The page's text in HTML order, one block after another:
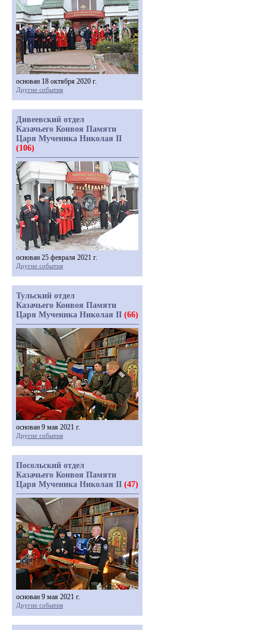
основан 18 октября 2020 г.
Другие события
Дивеевский отдел
Казачьего Конвоя Памяти
Царя Мученика Николая II
(106)
основан 25 февраля 2021 г.
Другие события
Тульский отдел
Казачьего Конвоя Памяти
Царя Мученика Николая II (66)
основан 9 мая 2021 г.
Другие события
Посольский отдел
Казачьего Конвоя Памяти
Царя Мученика Николая II (47)
основан 9 мая 2021 г.
Другие события